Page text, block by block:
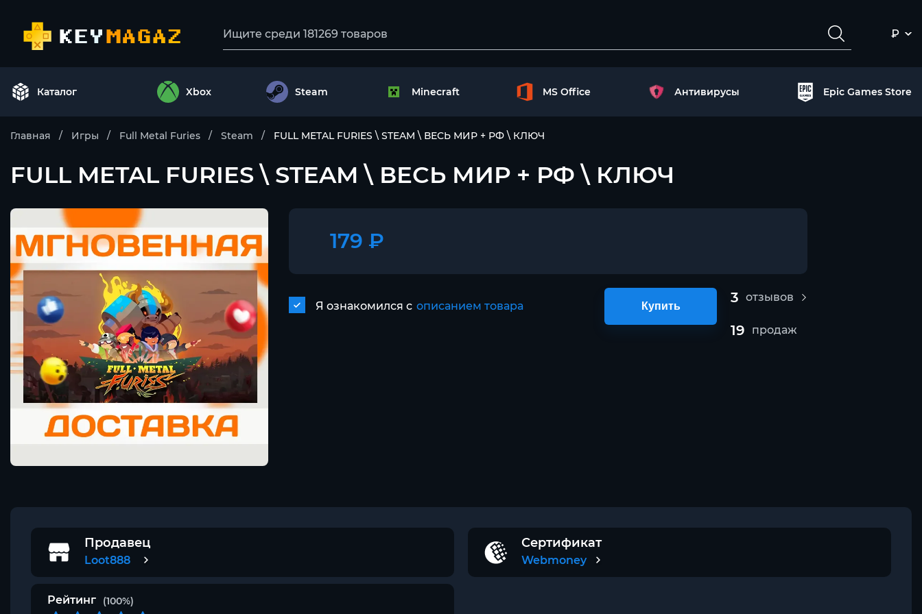
₽
Каталог Xbox Steam Minecraft MS Office Антивирусы Epic Games Store
Главная Игры Full Metal Furies Steam FULL METAL FURIES \ STEAM \ ВЕСЬ МИР + РФ \ КЛЮЧ
FULL METAL FURIES \ STEAM \ ВЕСЬ МИР + РФ \ КЛЮЧ
179 ₽
Я ознакомился с описанием товара Купить
3 отзывов
19 продаж
Продавец
Loot888
Сертификат
Webmoney
Рейтинг (100%)